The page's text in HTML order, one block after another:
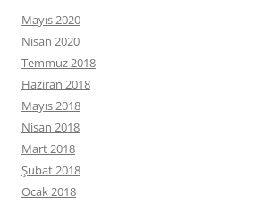
Mayıs 2020
Nisan 2020
Temmuz 2018
Haziran 2018
Mayıs 2018
Nisan 2018
Mart 2018
Şubat 2018
Ocak 2018